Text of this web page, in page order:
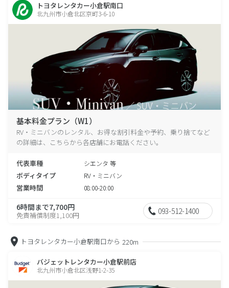
トヨタレンタカー小倉駅南口
北九州市小倉北区京町3-6-10
基本料金プラン（W1）
RV・ミニバンのレンタル、お得な割引料金や予約、乗り捨てなど
の詳細は、こちらから各店舗にお電話ください。
代表車種 シエンタ 等
ボディタイプ RV・ミニバン
営業時間 08:00-20:00
6時間まで7,700円
免責補償制度1,100円 093-512-1400
トヨタレンタカー小倉駅南口から 220m
バジェットレンタカー小倉駅前店
北九州市小倉北区浅野1-2-35